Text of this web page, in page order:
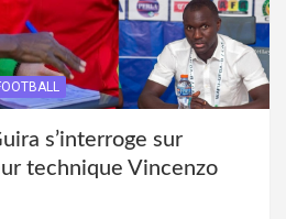
s’interroge sur
technique Vincenzo